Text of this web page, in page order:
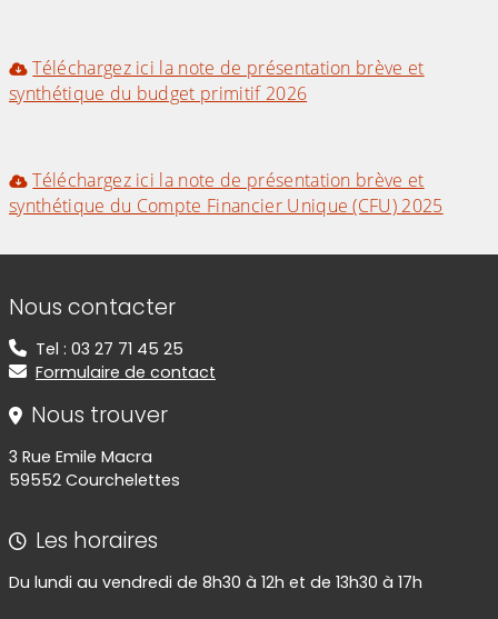
Téléchargez ici la note de présentation brève et
synthétique du budget primitif 2026
Téléchargez ici la note de présentation brève et
synthétique du Compte Financier Unique (CFU) 2025
Informations de contact
Nous contacter
Tel : 03 27 71 45 25
Formulaire de contact
Nous trouver
3 Rue Emile Macra
59552 Courchelettes
Les horaires
Du lundi au vendredi de 8h30 à 12h et de 13h30 à 17h